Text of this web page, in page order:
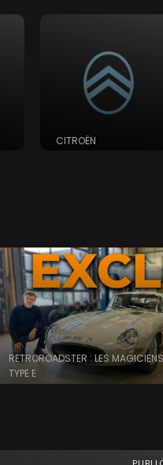
CITROËN
RETROROADSTER : LES
TYPE E